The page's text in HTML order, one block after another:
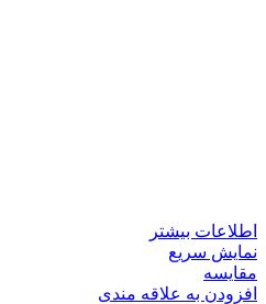
اطلاعات بیشتر
نمایش سریع
مقايسه
افزودن به علاقه مندی